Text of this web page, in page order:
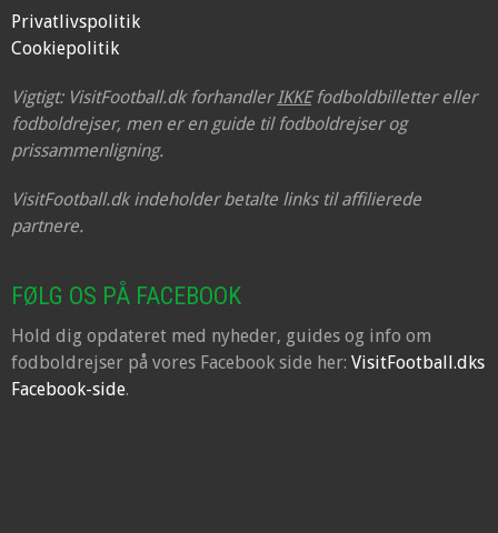
Privatlivspolitik
Cookiepolitik
Vigtigt: VisitFootball.dk forhandlerIKKEfodboldbilletter eller
fodboldrejser, men er en guide til fodboldrejser og
prissammenligning.
VisitFootball.dk indeholder betalte links til affilierede
partnere.
FØLG OS PÅ FACEBOOK
Hold dig opdateret med nyheder, guides og info om
fodboldrejser på vores Facebook side her: VisitFootball.dks
Facebook-side.